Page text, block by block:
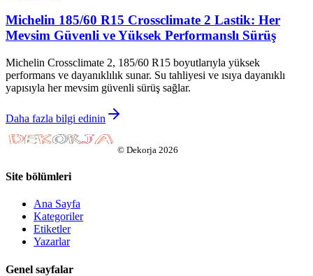
Michelin 185/60 R15 Crossclimate 2 Lastik: Her
Mevsim Güvenli ve Yüksek Performanslı Sürüş
Michelin Crossclimate 2, 185/60 R15 boyutlarıyla yüksek
performans ve dayanıklılık sunar. Su tahliyesi ve ısıya dayanıklı
yapısıyla her mevsim güvenli sürüş sağlar.
Daha fazla bilgi edinin
© Dekorja 2026
Site bölümleri
Ana Sayfa
Kategoriler
Etiketler
Yazarlar
Genel sayfalar